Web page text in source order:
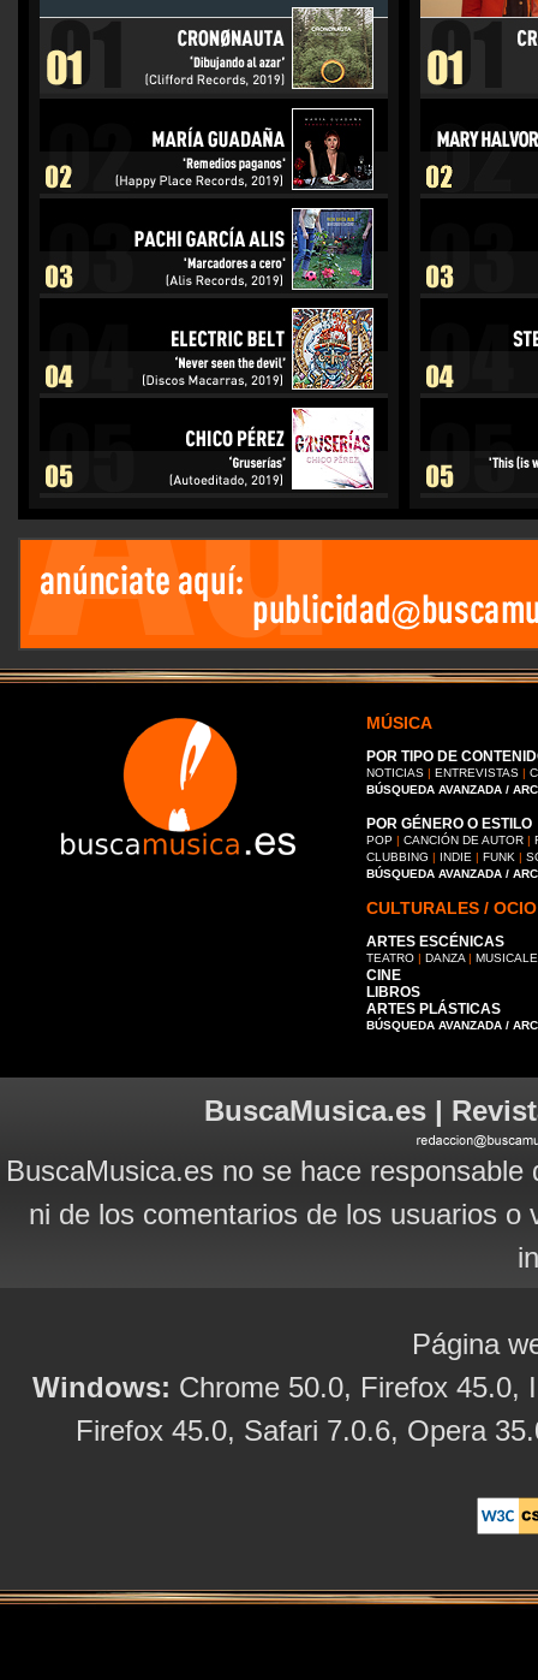
MÚSICA
POR TIPO DE
NOTICIAS | ENTREVISTAS |
BÚSQUEDA AVANZADA /
POR GÉNERO O ESTILO
POP | CANCIÓN DE AUTOR |
CLUBBING | INDIE | FUNK |
BÚSQUEDA AVANZADA /
CULTURALES / OCIO
ARTES ESCÉNICAS
TEATRO | DANZA |
CINE
LIBROS
ARTES PLÁSTICAS
BÚSQUEDA AVANZADA /
BuscaMusica.es |
BuscaMusica.es no se hace
ni de los comentarios de los usuarios
Página
Windows: Chrome 50.0, Firefox 45.0,
Firefox 45.0, Safari 7.0.6, Opera